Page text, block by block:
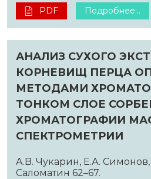
PDF Подробнее...
АНАЛИЗ СУХОГО
КОРНЕВИЩ ПЕРЦА
МЕТОДАМИ
ТОНКОМ СЛОЕ
ХРОМАТОГРАФИИ
СПЕКТРОМЕТРИИ
A.B. Чукарин, Е.А.
Саломатин 62–67.